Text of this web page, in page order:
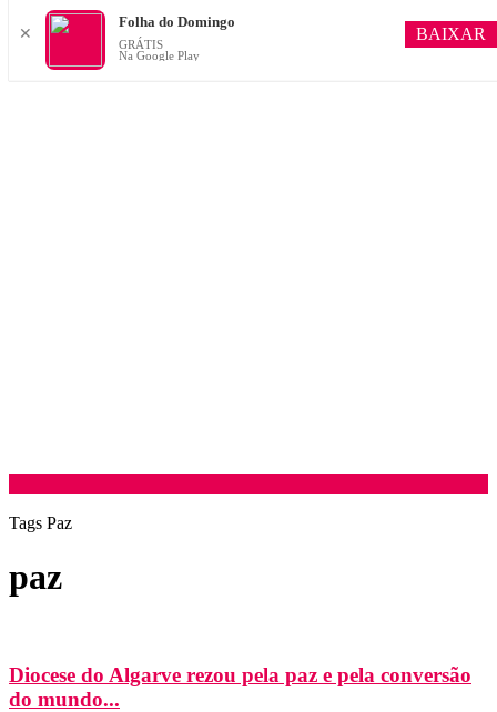
Tags Paz
paz
Diocese do Algarve rezou pela paz e pela conversão
do mundo...
✕
Folha do Domingo
GRÁTIS
Na Google Play
BAIXAR